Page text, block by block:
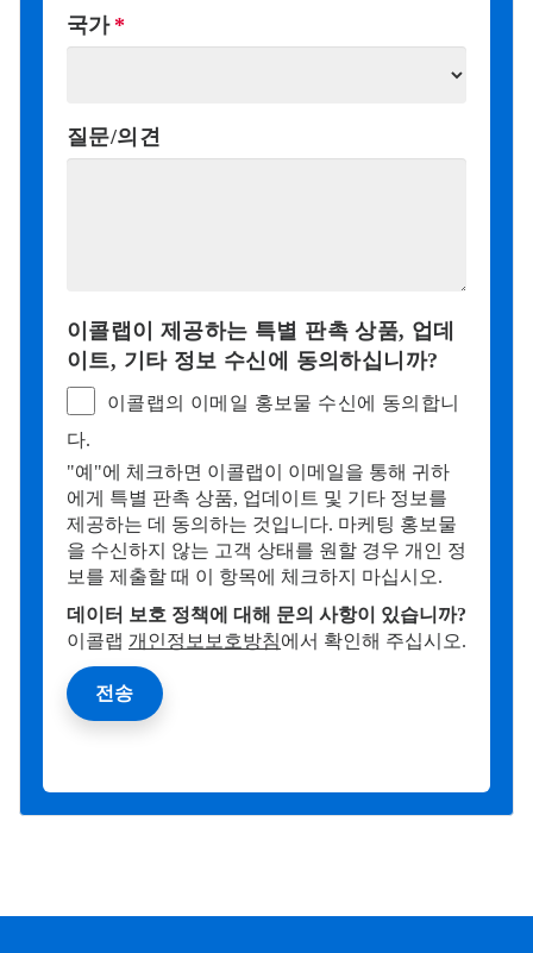
국가
질문/의견
이콜랩이 제공하는 특별 판촉 상품, 업데
이트, 기타 정보 수신에 동의하십니까?​​​​​​​
이콜랩의 이메일 홍보물 수신에 동의합니
다.
"예"에 체크하면 이콜랩이 이메일을 통해 귀하
에게 특별 판촉 상품, 업데이트 및 기타 정보를
제공하는 데 동의하는 것입니다. 마케팅 홍보물
을 수신하지 않는 고객 상태를 원할 경우 개인 정
보를 제출할 때 이 항목에 체크하지 마십시오.
데이터 보호 정책에 대해 문의 사항이 있습니까?
이콜랩 개인정보보호방침에서 확인해 주십시오.